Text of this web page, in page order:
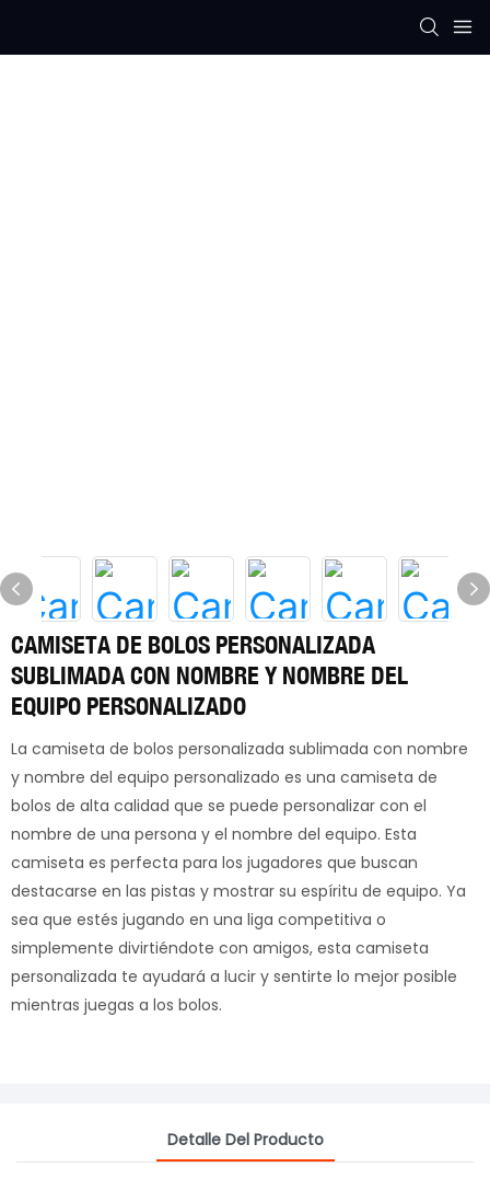
CAMISETA DE BOLOS PERSONALIZADA
SUBLIMADA CON NOMBRE Y NOMBRE DEL
EQUIPO PERSONALIZADO
La camiseta de bolos personalizada sublimada con nombre
y nombre del equipo personalizado es una camiseta de
bolos de alta calidad que se puede personalizar con el
nombre de una persona y el nombre del equipo. Esta
camiseta es perfecta para los jugadores que buscan
destacarse en las pistas y mostrar su espíritu de equipo. Ya
sea que estés jugando en una liga competitiva o
simplemente divirtiéndote con amigos, esta camiseta
personalizada te ayudará a lucir y sentirte lo mejor posible
mientras juegas a los bolos.
Detalle Del Producto